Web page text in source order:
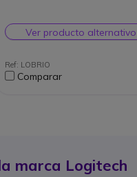
Tecnología de sensor de
infrarrojos
Ver producto alternativo
Ref: LOBRIO
Comparar
marca Logitech